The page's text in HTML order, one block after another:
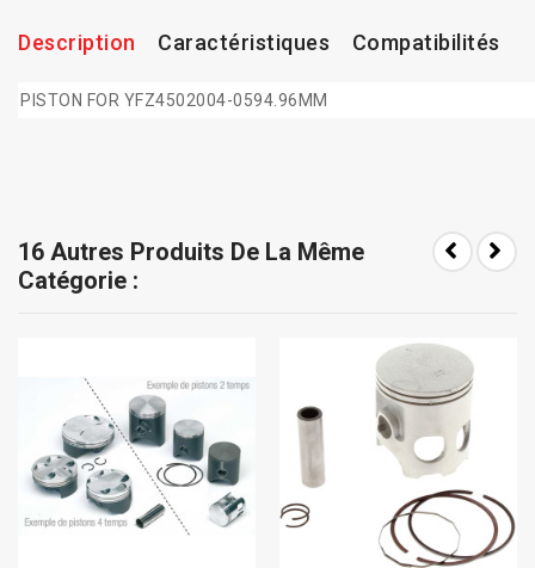
Description Caractéristiques Compatibilités
PISTON FOR YFZ4502004-0594.96MM
16 Autres Produits De La Même
Catégorie :